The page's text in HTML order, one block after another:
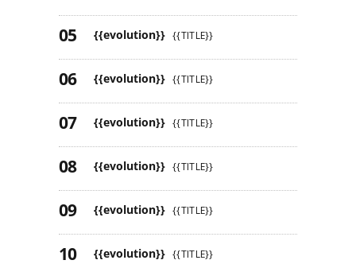
{{evolution}} {{TITLE}}
{{evolution}} {{TITLE}}
{{evolution}} {{TITLE}}
{{evolution}} {{TITLE}}
{{evolution}} {{TITLE}}
{{evolution}} {{TITLE}}